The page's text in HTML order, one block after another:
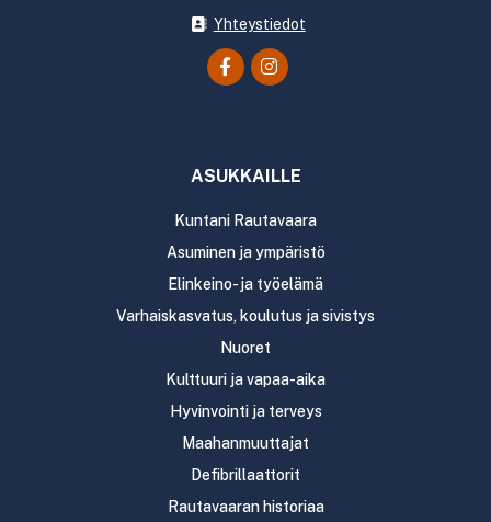
Yhteystiedot
ASUKKAILLE
Kuntani Rautavaara
Asuminen ja ympäristö
Elinkeino- ja työelämä
Varhaiskasvatus, koulutus ja sivistys
Nuoret
Kulttuuri ja vapaa-aika
Hyvinvointi ja terveys
Maahanmuuttajat
Defibrillaattorit
Rautavaaran historiaa